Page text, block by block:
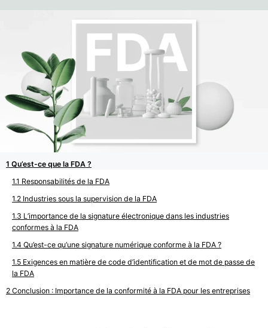
Qu’est-ce que la FDA ?
Responsabilités de la FDA
Industries sous la supervision de la FDA
L’importance de la signature électronique dans les industries
conformes à la FDA
Qu’est-ce qu’une signature numérique conforme à la FDA ?
Exigences en matière de code d’identification et de mot de passe de
la FDA
Conclusion : Importance de la conformité à la FDA pour les entreprises